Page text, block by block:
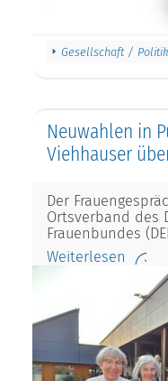
Gesellschaft / Politik
Neuwahlen in
Viehhauser
Der
Ortsverband des
Frauenbundes
Weiterlesen